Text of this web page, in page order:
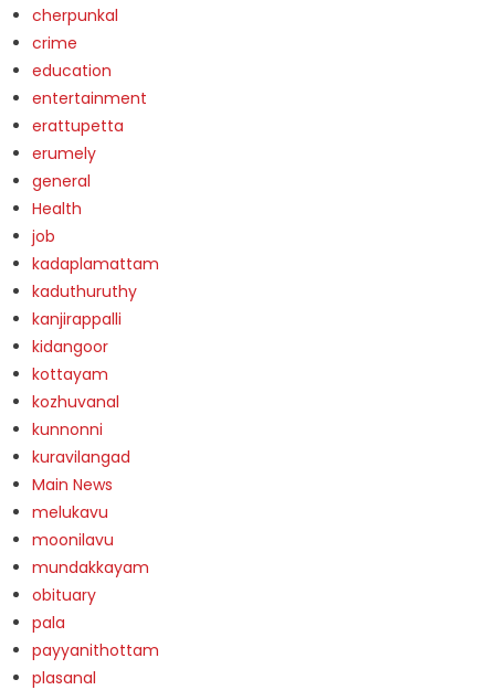
cherpunkal
crime
education
entertainment
erattupetta
erumely
general
Health
job
kadaplamattam
kaduthuruthy
kanjirappalli
kidangoor
kottayam
kozhuvanal
kunnonni
kuravilangad
Main News
melukavu
moonilavu
mundakkayam
obituary
pala
payyanithottam
plasanal